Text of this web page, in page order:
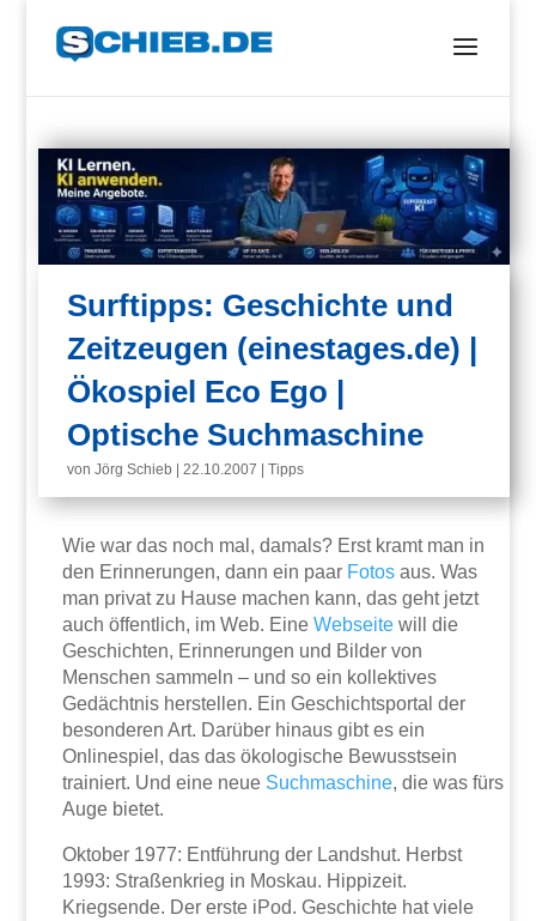
Surftipps: Geschichte und
Zeitzeugen (einestages.de) |
Ökospiel Eco Ego |
Optische Suchmaschine
vonJörg Schieb |22.10.2007 |Tipps
Wie war das noch mal, damals? Erst kramt man in
den Erinnerungen, dann ein paar Fotos aus. Was
man privat zu Hause machen kann, das geht jetzt
auch öffentlich, im Web. EineWebseite will die
Geschichten, Erinnerungen und Bilder von
Menschen sammeln – und so ein kollektives
Gedächtnis herstellen. Ein Geschichtsportal der
besonderen Art. Darüber hinaus gibt es ein
Onlinespiel, das das ökologische Bewusstsein
trainiert. Und eine neue Suchmaschine, die was fürs
Auge bietet.
Oktober 1977: Entführung der Landshut. Herbst
1993: Straßenkrieg in Moskau. Hippizeit.
Kriegsende. Der erste iPod. Geschichte hat viele